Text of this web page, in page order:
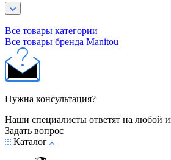
Все товары категории
Все товары бренда Manitou
Нужна консультация?
Наши специалисты ответят на любой
Задать вопрос
Каталог